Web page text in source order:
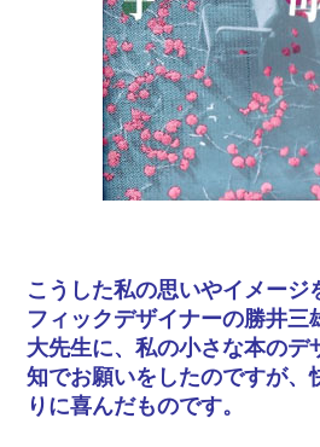
こうした私の思いやイメー
フィックデザイナーの勝井三
大先生に、私の小さな本の
知でお願いをしたのですが、
りに喜んだものです。